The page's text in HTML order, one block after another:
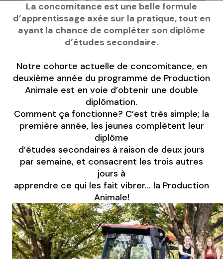
La concomitance est une belle formule
d’apprentissage axée sur la pratique, tout en
ayant la chance de compléter son diplôme
d’études secondaire.
Notre cohorte actuelle de concomitance, en
deuxième année du programme de Production
Animale est en voie d’obtenir une double
diplômation.
Comment ça fonctionne? C’est très simple; la
première année, les jeunes complètent leur
diplôme
d’études secondaires à raison de deux jours
par semaine, et consacrent les trois autres
jours à
apprendre ce qui les fait vibrer… la Production
Animale!